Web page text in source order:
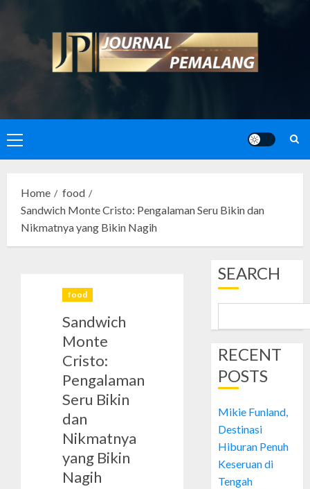
content
Primary
Menu
Home
food
Sandwich Monte Cristo: Pengalaman Seru Bikin dan
Nikmatnya yang Bikin Nagih
food
Sandwich
Monte
Cristo:
Pengalaman
Seru Bikin
dan
Nikmatnya
yang Bikin
Nagih
SEARCH
RECENT
POSTS
Mikie Funland,
Destinasi
Hiburan Penuh
Keseruan di
Tengah